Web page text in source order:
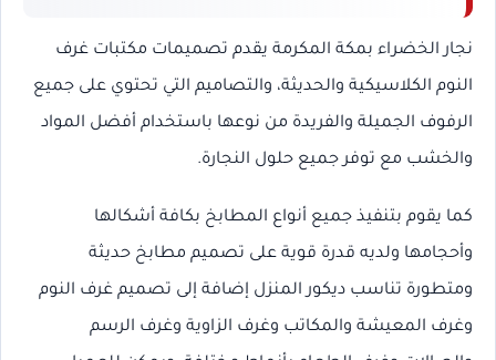
نجار الخضراء بمكة المكرمة يقدم تصميمات مكتبات غرف
النوم الكلاسيكية والحديثة، والتصاميم التي تحتوي على جميع
الرفوف الجميلة والفريدة من نوعها باستخدام أفضل المواد
والخشب مع توفر جميع حلول النجارة.
كما يقوم بتنفيذ جميع أنواع المطابخ بكافة أشكالها
وأحجامها ولديه قدرة قوية على تصميم مطابخ حديثة
ومتطورة تناسب ديكور المنزل إضافة إلى تصميم غرف النوم
وغرف المعيشة والمكاتب وغرف الزاوية وغرف الرسم